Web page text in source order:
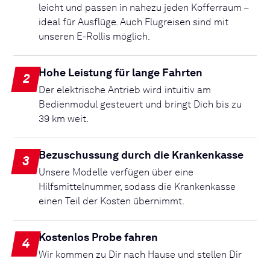
leicht und passen in nahezu jeden Kofferraum –
ideal für Ausflüge. Auch Flugreisen sind mit
unseren E-Rollis möglich.
2 Hohe Leistung für lange Fahrten
Der elektrische Antrieb wird intuitiv am
Bedienmodul gesteuert und bringt Dich bis zu
39 km weit.
3 Bezuschussung durch die Krankenkasse
Unsere Modelle verfügen über eine
Hilfsmittelnummer, sodass die Krankenkasse
einen Teil der Kosten übernimmt.
4 Kostenlos Probe fahren
Wir kommen zu Dir nach Hause und stellen Dir